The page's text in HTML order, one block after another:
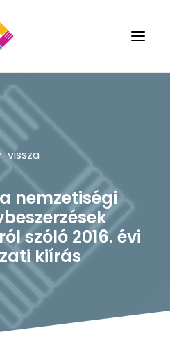
vissza
nemzetiségi
szóló 2016. évi
kiírás